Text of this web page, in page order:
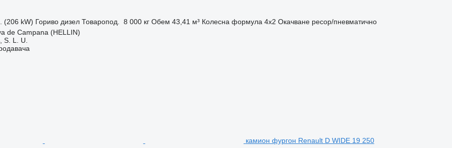
(206 kW) Гориво дизел Товаропод. 8 000 кг Обем 43,41 м³ Колесна формула 4x2 Окачване ресор/пневматично
de Campana (HELLIN)
S. L. U.
камион фургон Renault D WIDE 19 250